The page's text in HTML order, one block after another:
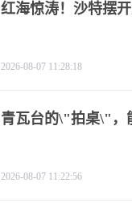
红海惊涛！沙特摆
2026-08-07 11:28:18
青瓦台的\"拍桌\"，
2026-08-07 11:22:56